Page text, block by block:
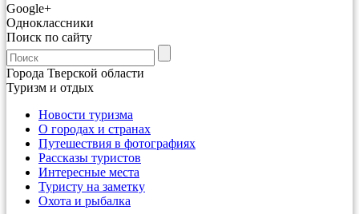
Google+
Одноклассники
Поиск по сайту
Города Тверской области
Туризм и отдых
Новости туризма
О городах и странах
Путешествия в фотографиях
Рассказы туристов
Интересные места
Туристу на заметку
Охота и рыбалка